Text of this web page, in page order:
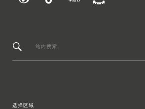
站内搜索
选择区域